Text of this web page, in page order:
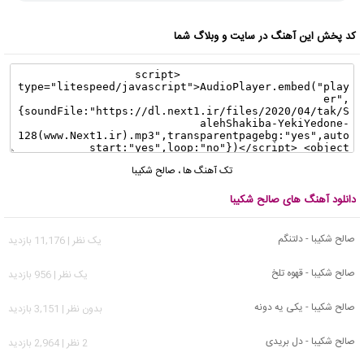
کد پخش این آهنگ در سایت و وبلاگ شما
تک آهنگ ها، صالح شکیبا
دانلود آهنگ های صالح شکیبا
صالح شکیبا - دلتنگم
يک نظر | 11,176 بازدید
صالح شکیبا - قهوه تلخ
يک نظر | 956 بازدید
صالح شکیبا - یکی یه دونه
بدون نظر | 3,151 بازدید
صالح شکیبا - دل بریدی
2 نظر | 2,964 بازدید